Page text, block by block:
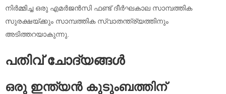
നിർമ്മിച്ച ഒരു എമർജൻസി ഫണ്ട് ദീർഘകാല സാമ്പത്തിക
സുരക്ഷയ്ക്കും സാമ്പത്തിക സ്വാതന്ത്ര്യത്തിനും
അടിത്തറയാകുന്നു.
പതിവ് ചോദ്യങ്ങൾ
ഒരു ഇന്ത്യൻ കുടുംബത്തിന്